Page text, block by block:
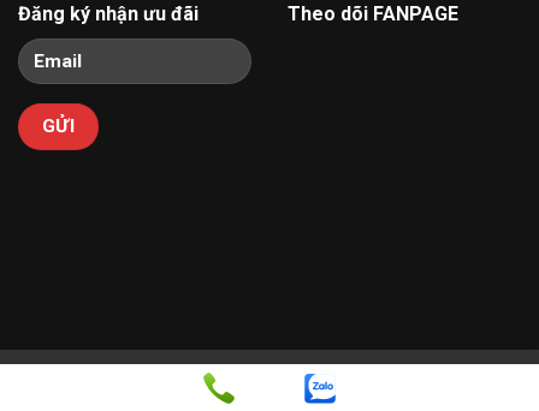
0922425888
Đăng ký nhận ưu đãi Theo dõi FANPAGE
Dịch vụ quản trị website
bởi VinaSite.com.vn